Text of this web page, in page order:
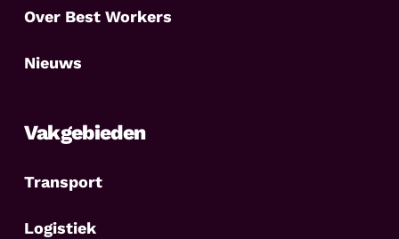
Over Best Workers
Nieuws
Vakgebieden
Transport
Logistiek